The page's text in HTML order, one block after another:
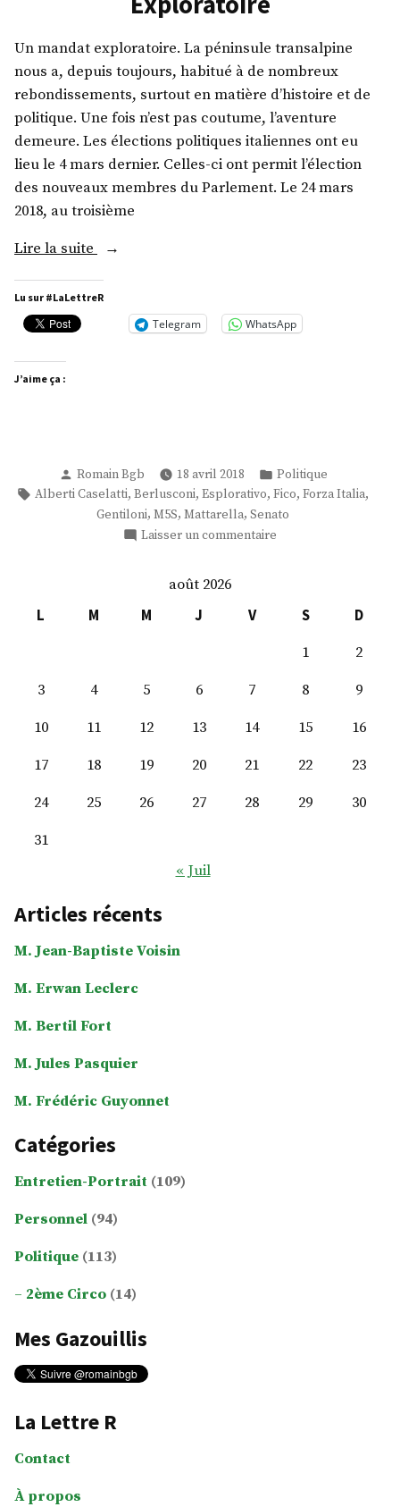
Un mandat exploratoire. La péninsule transalpine
nous a, depuis toujours, habitué à de nombreux
rebondissements, surtout en matière d’histoire et de
politique. Une fois n’est pas coutume, l’aventure
demeure. Les élections politiques italiennes ont eu
lieu le 4 mars dernier. Celles-ci ont permit l’élection
des nouveaux membres du Parlement. Le 24 mars
2018, au troisième
Lire la suite
« Exploratoire »
Lu sur #LaLettreR
Telegram WhatsApp
J’aime ça :
Publié
par
Romain Bgb 18 avril 2018
Publié
dans
Politique
Étiquettes :
Alberti Caselatti, Berlusconi, Esplorativo, Fico, Forza Italia,
Gentiloni, M5S, Mattarella, Senato
Laisser un commentaire
août 2026
L
M M J V S
D
1
2
3
4 5 6 7 8
9
10
11 12 13 14 15
16
17
18 19 20 21 22
23
24
25 26 27 28 29
30
31
« Juil
Articles récents
M. Jean-Baptiste Voisin
M. Erwan Leclerc
M. Bertil Fort
M. Jules Pasquier
M. Frédéric Guyonnet
Catégories
Entretien-Portrait (109)
Personnel (94)
Politique (113)
2ème Circo (14)
Mes Gazouillis
La Lettre R
Contact
À propos